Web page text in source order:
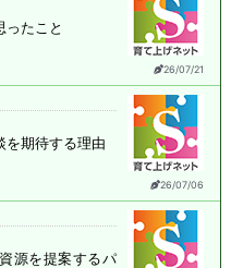
26/07/21
ったこと
26/07/06
を期待する理由
源を提案するパ